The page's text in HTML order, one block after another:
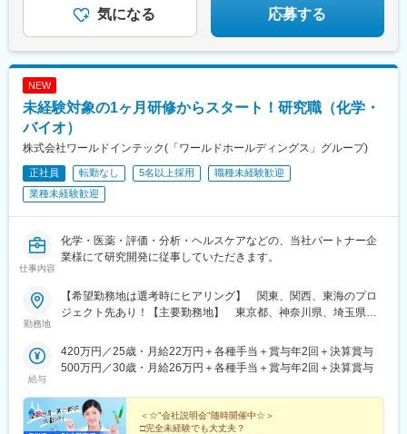
◎カジュアル面談も対応しています。お気軽にご相談く
ださい。
気になる 応募する
NEW
未経験対象の1ヶ月研修からスタート！研究職（化学・
バイオ）
株式会社ワールドインテック(「ワールドホールディングス」グループ)
正社員 転勤なし 5名以上採用
職種未経験歓迎
業種未経験歓迎
仕事内容
化学・医薬・評価・分析・ヘルスケアなどの、当社パートナー企
業様にて研究開発に従事していただきます。
勤務地
【希望勤務地は選考時にヒアリング】 関東、関西、東海のプロ
ジェクト先あり！【主要勤務地】 東京都、神奈川県、埼玉県、
賀県、静岡県、愛知県、三重県、広島県、福岡県※住宅補助あり！
（月6万7000円まで会社補助）【配属先一例】中外製薬株式会社
中外製薬工業株式会社株式会社明治堺化学工業株式会社日本化薬
舘工場株式会社カネカ株式会社DNPファインケミカル宇都宮株式
会社中外医科学研究所東邦チタニウム株式会社高田製薬株式会社
給与
420万円／25歳・月給22万円＋各種手当＋賞与年2回＋決算賞与
500万円／30歳・月給26万円＋各種手当＋賞与年2回＋決算賞与
＜☆"会社説明会"随時開催中☆＞
□完全未経験でも大丈夫？